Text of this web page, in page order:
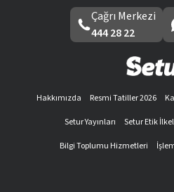
Çağrı Merkezi
444 28 22
Hakkımızda Resmi Tatiller 2026
Setur Yayınları
Setur Etik
Bilgi Toplumu Hizmetleri